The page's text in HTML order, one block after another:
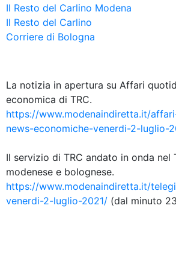
Il Resto del Carlino Modena
Il Resto del Carlino
Corriere di Bologna
La notizia in apertura su Affari
economica di TRC.
https://www.modenaindiretta.it/
news-economiche-venerdi-2-luglio-
Il servizio di TRC andato in onda nel
modenese e bolognese.
https://www.modenaindiretta.it/
venerdi-2-luglio-2021/ (dal minuto